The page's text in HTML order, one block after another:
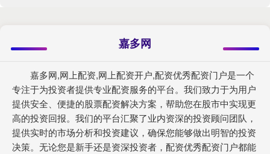
嘉多网
嘉多网,网上配资,网上配资开户,配资优秀配资门户是一个
专注于为投资者提供专业配资服务的平台。我们致力于为用户
提供安全、便捷的股票配资解决方案，帮助您在股市中实现更
高的投资回报。我们的平台汇聚了业内资深的投资顾问团队，
提供实时的市场分析和投资建议，确保您能够做出明智的投资
决策。无论您是新手还是资深投资者，配资优秀配资门户都能